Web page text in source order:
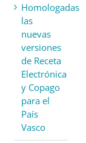
Homologadas
las
nuevas
versiones
de Receta
Electrónica
y Copago
para el
País
Vasco